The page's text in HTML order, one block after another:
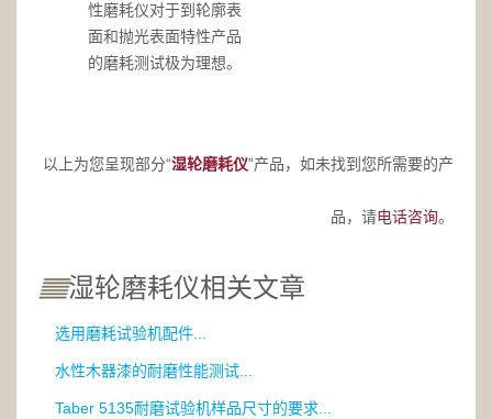
性磨耗仪对于到轮廓表
面和抛光表面特性产品
的磨耗测试极为理想。
以上为您呈现部分“湿轮磨耗仪”产品，如未找到您所需要的产
品，请电话咨询。
湿轮磨耗仪相关文章
选用磨耗试验机配件...
水性木器漆的耐磨性能测试...
Taber 5135耐磨试验机样品尺寸的要求...